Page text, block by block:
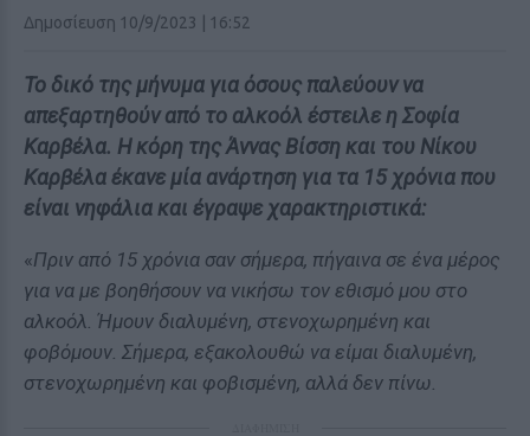
Δημοσίευση 10/9/2023 | 16:52
Το δικό της μήνυμα για όσους παλεύουν να
απεξαρτηθούν από το αλκοόλ έστειλε η Σοφία
Καρβέλα. Η κόρη της Άννας Βίσση και του Νίκου
Καρβέλα έκανε μία ανάρτηση για τα 15 χρόνια που
είναι νηφάλια και έγραψε χαρακτηριστικά:
«Πριν από 15 χρόνια σαν σήμερα, πήγαινα σε ένα μέρος
για να με βοηθήσουν να νικήσω τον εθισμό μου στο
αλκοόλ. Ήμουν διαλυμένη, στενοχωρημένη και
φοβόμουν. Σήμερα, εξακολουθώ να είμαι διαλυμένη,
στενοχωρημένη και φοβισμένη, αλλά δεν πίνω.